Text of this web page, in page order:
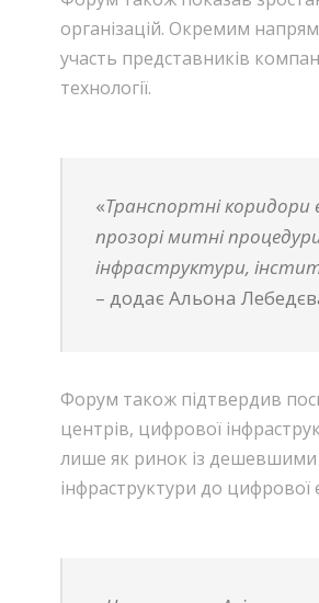
організацій. Окремим
участь представників
технології.
«Транспортні коридори
прозорі митні
інфраструктури,
– додає Альона
Форум також підтвердив
центрів, цифрової
лише як ринок із дешевшими
інфраструктури до цифрової